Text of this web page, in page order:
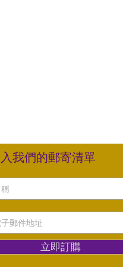
我們的郵寄清單
立即訂購